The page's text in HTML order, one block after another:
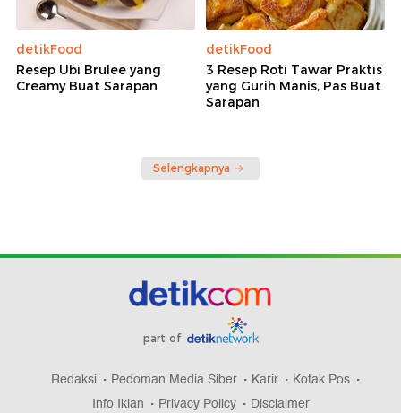
detikFood
Resep Ubi Brulee yang
Creamy Buat Sarapan
detikFood
3 Resep Roti Tawar Praktis
yang Gurih Manis, Pas Buat
Sarapan
Selengkapnya
part of
Redaksi Pedoman Media Siber Karir
Kotak Pos
Info Iklan
Privacy Policy Disclaimer